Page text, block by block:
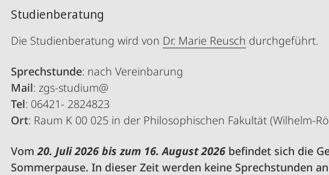
Studienberatung
Die Studienberatung wird von Dr. Marie Reusch durchgeführt.
Sprechstunde: nach Vereinbarung
Mail: zgs-studium@
Tel: 06421- 2824823
Ort: Raum K 00 025 in der Philosophischen Fakultät (Wilhelm-
Vom20. Juli 2026 bis zum 16. August 2026 befindet sich die
Sommerpause. In dieser Zeit werden keine Sprechstunden